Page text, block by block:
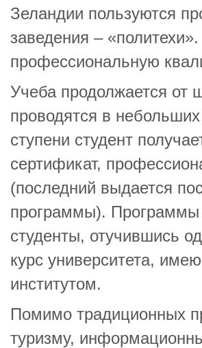
Зеландии пользуются
заведения –
профессиональную
Учеба продолжается от
проводятся в
ступени студент
сертификат,
(последний выдается
программы). Программы
студенты, отучившись
курс университета,
институтом.
Помимо традиционных
туризму,